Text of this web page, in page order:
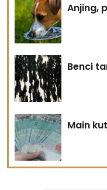
Anjing,
Benci
Main